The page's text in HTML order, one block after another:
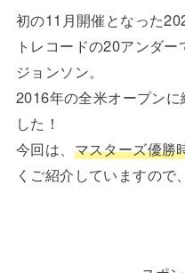
初の11月開催となった
トレコードの20アンダ
ジョンソン。
2016年の全米オープン
した！
今回は、 マスターズ優勝
くご紹介していますので